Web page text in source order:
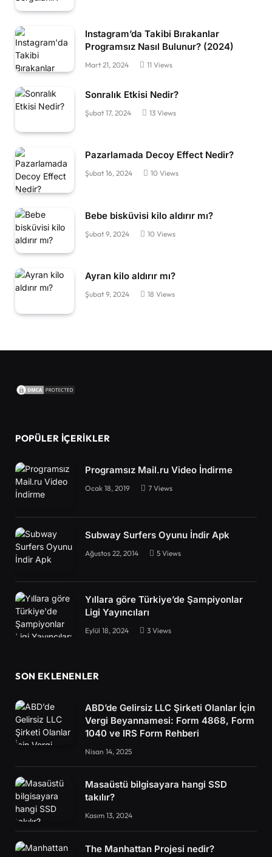
Instagram’da Takibi Bırakanlar
Programsız Nasıl Bulunur? (2024)
Mart 21, 2024 11 Views
Sonralık Etkisi Nedir?
Şubat 17, 2024 13 Views
Pazarlamada Decoy Effect Nedir?
Şubat 16, 2024 10 Views
Bebe bisküvisi kilo aldırır mı?
Şubat 9, 2024 10 Views
Ayran kilo aldırır mı?
Şubat 9, 2024 18 Views
POPÜLER İÇERIKLER
Programsız Mail.ru Video İndirme
Ocak 18, 2019 7 Views
Subway Surfers Oyunu İndir Apk
Ağustos 22, 2014 5 Views
Yıllara göre Türkiye’de Şampiyonlar
Ligi Yayıncıları
Eylül 18, 2024 3 Views
SON EKLENENLER
ABD’de Gelirsiz LLC Şirketi Olanlar İçin
Vergi Beyannamesi: Form 4868, Form
1040 ve IRS Form Rehberi
Nisan 14, 2025
Masaüstü bilgisayara hangi SSD
takılır?
Kasım 13, 2024
The Manhattan Projesi nedir?